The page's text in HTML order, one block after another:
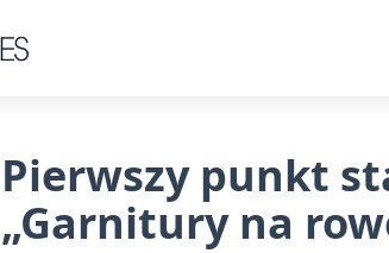
Pierwszy punkt
„Garnitury na